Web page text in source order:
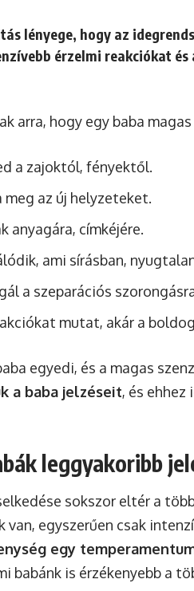
lényege, hogy az
érzelmi reakciókat
arra, hogy egy baba
a zajoktól, fényektől.
meg az új helyzeteket.
anyagára, címkéjére.
ami sírásban,
a szeparációs
mutat, akár a
egyedi, és a magas
a baba jelzéseit, és
leggyakoribb
sokszor eltér a
van, egyszerűen csak
egy
babánk is érzékenyebb a